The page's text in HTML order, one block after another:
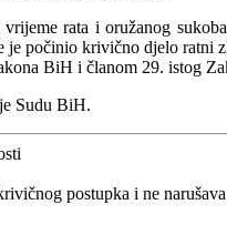
rata i oružanog
počinio krivično djelo ratni
BiH i članom 29. istog
Sudu BiH.
postupka i ne